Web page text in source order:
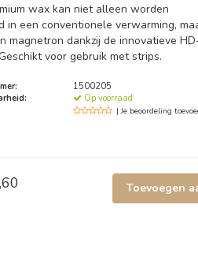
wax kan niet alleen worden
in een conventionele verwarming,
magnetron dankzij de innovatieve
voor gebruik met strips.
1500205
Op voorraad
| Je beoordeling
Toevoegen